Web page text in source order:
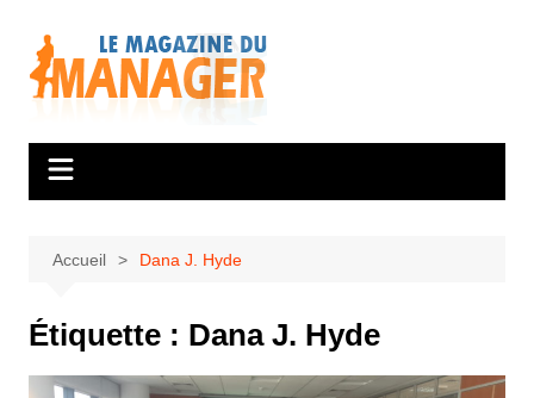
contenu
Accueil Dana J. Hyde
Étiquette : Dana J. Hyde